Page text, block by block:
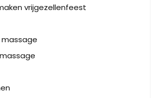
vrijgezellenfeest